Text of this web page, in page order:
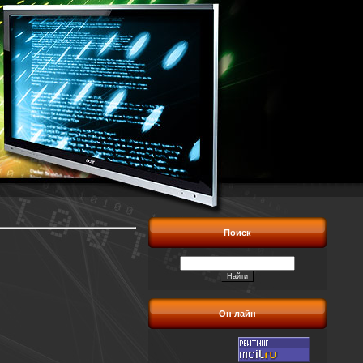
Поиск
Он лайн